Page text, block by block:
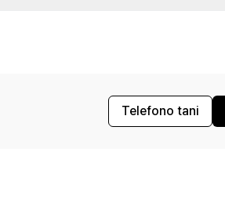
Telefono tani